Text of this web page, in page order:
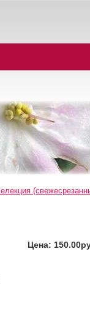
Цена: